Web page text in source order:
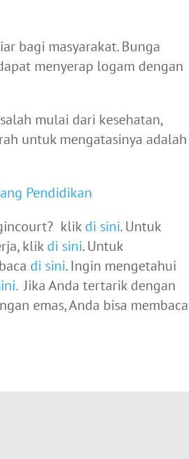
bagi masyarakat. Bunga
menyerap logam dengan
mulai dari kesehatan,
untuk mengatasinya adalah
Pendidikan
klik di sini. Untuk
klik di sini. Untuk
di sini. Ingin mengetahui
Jika Anda tertarik dengan
emas, Anda bisa membaca